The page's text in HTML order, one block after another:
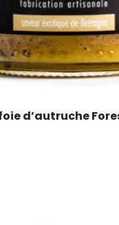
d’autruche